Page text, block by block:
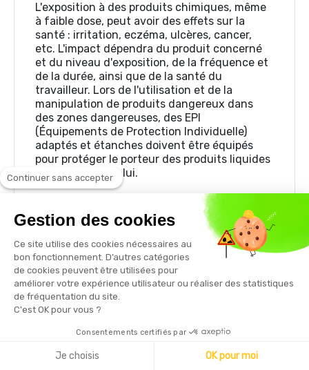
L'exposition à des produits chimiques, même
à faible dose, peut avoir des effets sur la
santé : irritation, eczéma, ulcères, cancer,
etc. L'impact dépendra du produit concerné
et du niveau d'exposition, de la fréquence et
de la durée, ainsi que de la santé du
travailleur. Lors de l'utilisation et de la
manipulation de produits dangereux dans
des zones dangereuses, des EPI
(Équipements de Protection Individuelle)
adaptés et étanches doivent être équipés
pour protéger le porteur des produits liquides
en contact avec lui.
Exigences de sécurité de la norme EN 14605
pour les différentes protections jetables
La norme EN 14605 fournit un cadre pour les
obligations de sécurité suivantes :
Vêtements qui protègent l'ensemble du corps
et disposent d'une connexion étanche (sous
la forme d'un jet de liquide sous pression)
entre les différentes parties du vêtement et
entre les vêtements et les composants* (Type
Continuer sans accepter
Gestion des cookies
Ce site utilise des cookies nécessaires au
bon fonctionnement. D’autres catégories
de cookies peuvent être utilisées pour
améliorer votre expérience utilisateur ou réaliser des statistiques
de fréquentation du site.
C'est OK pour vous ?
Consentements certifiés par
Je choisis OK pour moi